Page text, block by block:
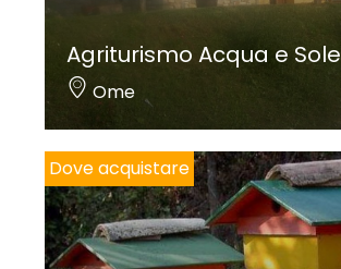
Agriturismo Acqua e Sole
Ome
Dove acquistare